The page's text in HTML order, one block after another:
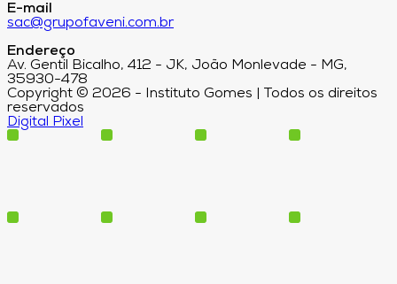
E-mail
sac@grupofaveni.com.br
Endereço
Av. Gentil Bicalho, 412 - JK, João Monlevade - MG,
35930-478
Copyright © 2026 - Instituto Gomes | Todos os direitos
reservados
Digital Pixel